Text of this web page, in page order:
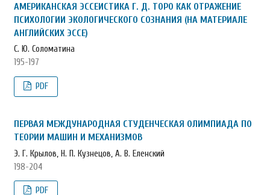
АМЕРИКАНСКАЯ ЭССЕИСТИКА Г. Д. ТОРО КАК ОТРАЖЕНИЕ
ПСИХОЛОГИИ ЭКОЛОГИЧЕСКОГО СОЗНАНИЯ (НА МАТЕРИАЛЕ
АНГЛИЙСКИХ ЭССЕ)
С. Ю. Соломатина
195-197
PDF
ПЕРВАЯ МЕЖДУНАРОДНАЯ СТУДЕНЧЕСКАЯ ОЛИМПИАДА ПО
ТЕОРИИ МАШИН И МЕХАНИЗМОВ
Э. Г. Крылов, Н. П. Кузнецов, А. В. Еленский
198-204
PDF